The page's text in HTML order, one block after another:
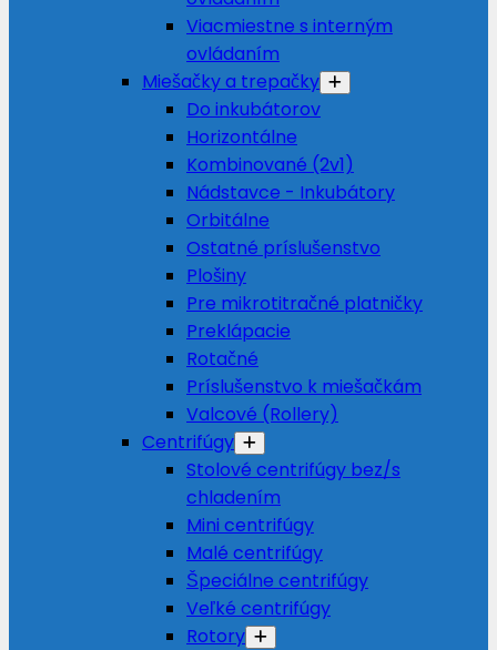
Viacmiestne s interným
ovládaním
Miešačky a trepačky
Do inkubátorov
Horizontálne
Kombinované (2v1)
Nádstavce - Inkubátory
Orbitálne
Ostatné príslušenstvo
Plošiny
Pre mikrotitračné platničky
Preklápacie
Rotačné
Príslušenstvo k miešačkám
Valcové (Rollery)
Centrifúgy
Stolové centrifúgy bez/s
chladením
Mini centrifúgy
Malé centrifúgy
Špeciálne centrifúgy
Veľké centrifúgy
Rotory